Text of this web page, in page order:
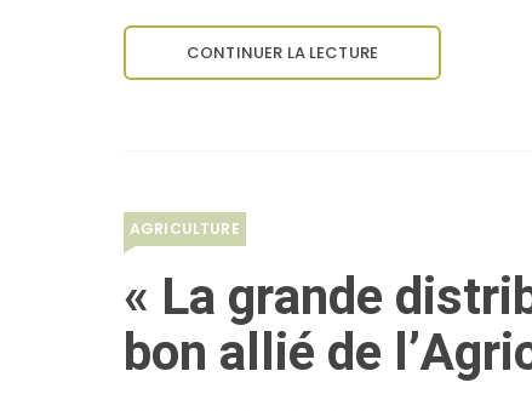
CONTINUER LA LECTURE
AGRICULTURE
« La grande
bon allié de